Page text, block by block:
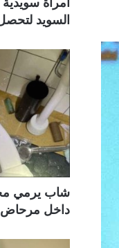
السويد
شاب يرمي
داخل مرحاض